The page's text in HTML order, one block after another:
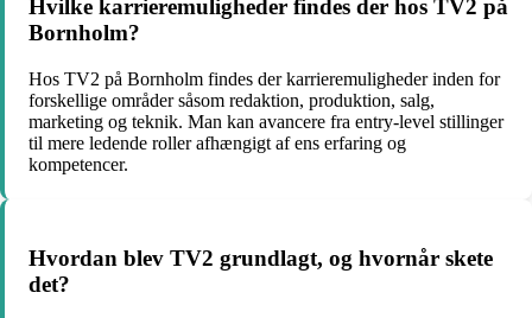
Hvilke karrieremuligheder findes der hos TV2 på
Bornholm?
Hos TV2 på Bornholm findes der karrieremuligheder inden for
forskellige områder såsom redaktion, produktion, salg,
marketing og teknik. Man kan avancere fra entry-level stillinger
til mere ledende roller afhængigt af ens erfaring og
kompetencer.
Hvordan blev TV2 grundlagt, og hvornår skete
det?